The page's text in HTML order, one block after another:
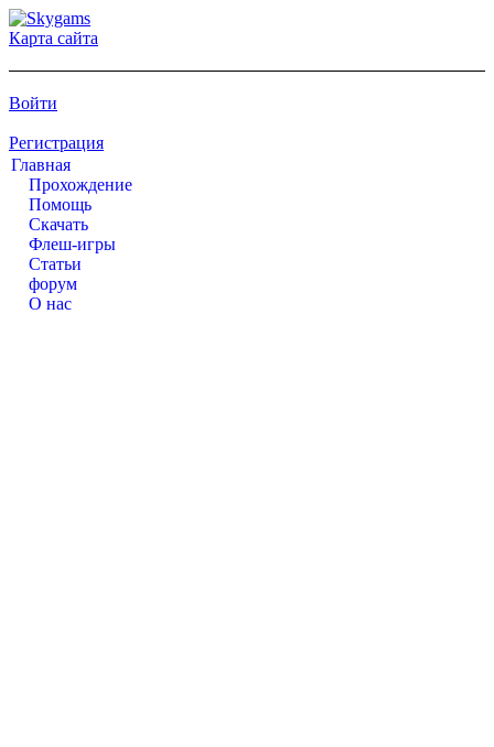
Карта сайта
Войти
Регистрация
Главная
Прохождение
Помощь
Cкачать
Флеш-игры
Статьи
форум
О нас